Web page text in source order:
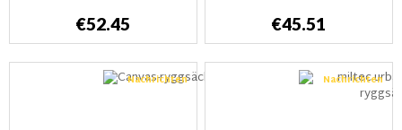
€52.45 €45.51
Nachrichten Nachrichten